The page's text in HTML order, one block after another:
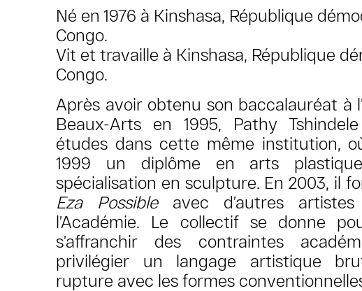
Né en 1976 à Kinshasa, République
Congo.
Vit et travaille à Kinshasa, République
Congo.
Après avoir obtenu son baccalauréat à
Beaux-Arts en 1995, Pathy
études dans cette même institution,
1999 un diplôme en arts
spécialisation en sculpture. En 2003, il
Eza Possibleavec d’autres artistes
l’Académie. Le collectif se donne
s’affranchir des contraintes
privilégier un langage artistique
rupture avec les formes